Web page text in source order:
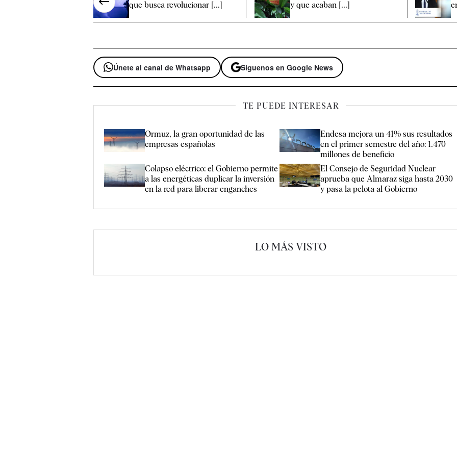
que busca revolucionar [...]
y que acaban [...]
Únete al canal de Whatsapp Síguenos en Google News
TE PUEDE INTERESAR
Ormuz, la gran oportunidad de las
empresas españolas
Endesa mejora un 41% sus resultados
en el primer semestre del año: 1.470
millones de beneficio
Colapso eléctrico: el Gobierno permite
a las energéticas duplicar la inversión
en la red para liberar enganches
El Consejo de Seguridad Nuclear
aprueba que Almaraz siga hasta 2030
y pasa la pelota al Gobierno
LO MÁS VISTO